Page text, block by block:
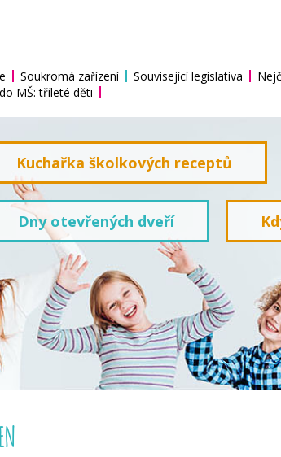
Soukromá zařízení Související legislativa
MŠ: tříleté děti
Kuchařka školkových receptů
Dny otevřených dveří